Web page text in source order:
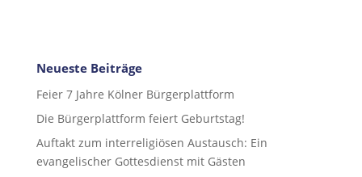
Neueste Beiträge
Feier 7 Jahre Kölner Bürgerplattform
Die Bürgerplattform feiert Geburtstag!
Auftakt zum interreligiösen Austausch: Ein
evangelischer Gottesdienst mit Gästen